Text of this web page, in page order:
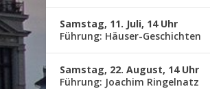
Samstag, 11. Juli, 14 Uhr
Führung: Häuser-Geschichten
Samstag, 22. August, 14 Uhr
Führung: Joachim Ringelnatz